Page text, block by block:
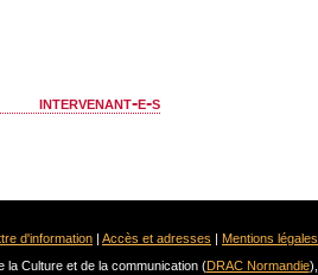
intervenant-e-s
d'information | Accès et adresses | Mentions légales
la Culture et de la communication (DRAC Normandie),